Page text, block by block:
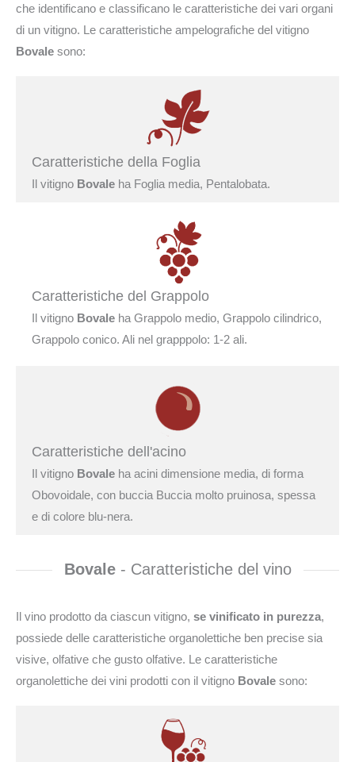
che identificano e classificano le caratteristiche dei vari organi
di un vitigno. Le caratteristiche ampelografiche del vitigno
Bovale sono:
Caratteristiche della Foglia
Il vitigno Bovale ha Foglia media, Pentalobata.
Caratteristiche del Grappolo
Il vitigno Bovale ha Grappolo medio, Grappolo cilindrico,
Grappolo conico. Ali nel grapppolo: 1-2 ali.
Caratteristiche dell'acino
Il vitigno Bovale ha acini dimensione media, di forma
Obovoidale, con buccia Buccia molto pruinosa, spessa
e di colore blu-nera.
Bovale- Caratteristiche del vino
Il vino prodotto da ciascun vitigno, se vinificato in purezza,
possiede delle caratteristiche organolettiche ben precise sia
visive, olfative che gusto olfative. Le caratteristiche
organolettiche dei vini prodotti con il vitigno Bovale sono: